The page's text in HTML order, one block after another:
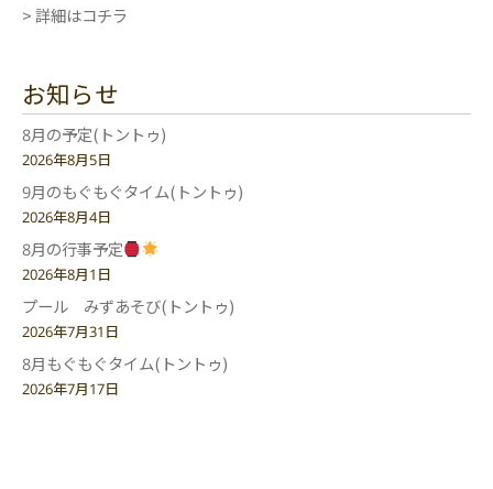
> 詳細はコチラ
お知らせ
8月の予定(トントゥ)
2026年8月5日
9月のもぐもぐタイム(トントゥ)
2026年8月4日
8月の行事予定
2026年8月1日
プール みずあそび(トントゥ)
2026年7月31日
8月もぐもぐタイム(トントゥ)
2026年7月17日